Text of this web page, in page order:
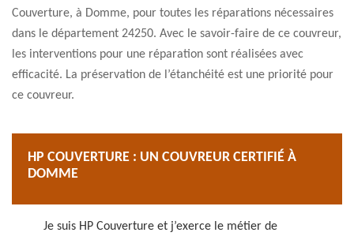
Couverture, à Domme, pour toutes les réparations nécessaires
dans le département 24250. Avec le savoir-faire de ce couvreur,
les interventions pour une réparation sont réalisées avec
efficacité. La préservation de l’étanchéité est une priorité pour
ce couvreur.
HP COUVERTURE : UN COUVREUR CERTIFIÉ À
DOMME
Je suis HP Couverture et j’exerce le métier de